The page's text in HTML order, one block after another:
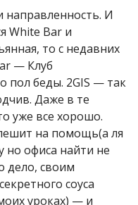
направленность. И
White Bar и
то с недавних
— Клуб
пол беды. 2GIS — так
Даже в те
уже все хорошо.
на помощь(а ля
но офиса найти не
дело, своим
соуса
уроках) — и